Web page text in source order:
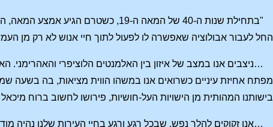
"בתחילת שנות ה-40 של המאה ה-19,
החל לעבור אבולוציה שאפשרה לו לפעול לתוך חיי אנוש לא רק מן
…ניצבים אנו במצב של איזון בין האלמנטים הלוציפרי
מפתח אחיזת עיניים כשרואים אנו במשהו הווית מציאות, בה בשעה
בישותנו המהותית מן הישויות העל-חושיות, פירושו לחשוב ברוח
…אנו זקוקים להלך נפש, שבכל רגע ורגע בחיי העירות שלנו נהיה